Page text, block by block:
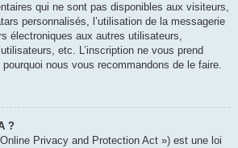
qui ne sont pas disponibles aux visiteurs,
personnalisés, l’utilisation de la messagerie
électroniques aux autres utilisateurs,
etc. L’inscription ne vous prend
pourquoi nous vous recommandons de le faire.
?
Privacy and Protection Act ») est une loi